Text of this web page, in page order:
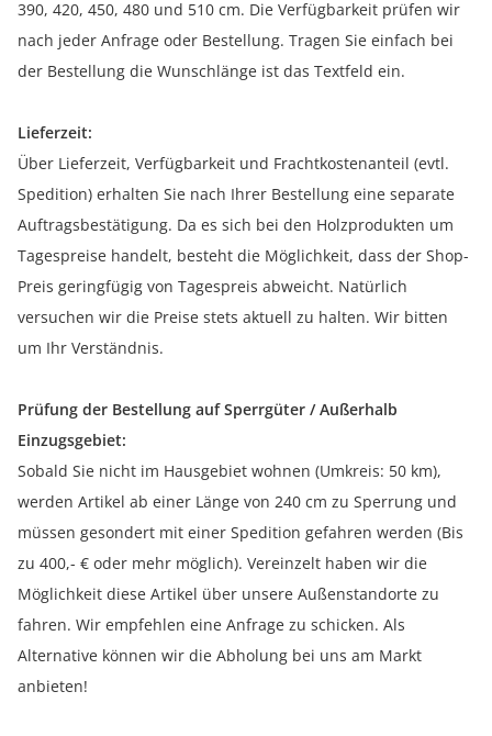
390, 420, 450, 480 und 510 cm. Die Verfügbarkeit prüfen wir
nach jeder Anfrage oder Bestellung. Tragen Sie einfach bei
der Bestellung die Wunschlänge ist das Textfeld ein.
Lieferzeit:
Über Lieferzeit, Verfügbarkeit und Frachtkostenanteil (evtl.
Spedition) erhalten Sie nach Ihrer Bestellung eine separate
Auftragsbestätigung. Da es sich bei den Holzprodukten um
Tagespreise handelt, besteht die Möglichkeit, dass der Shop-
Preis geringfügig von Tagespreis abweicht. Natürlich
versuchen wir die Preise stets aktuell zu halten. Wir bitten
um Ihr Verständnis.
Prüfung der Bestellung auf Sperrgüter / Außerhalb
Einzugsgebiet:
Sobald Sie nicht im Hausgebiet wohnen (Umkreis: 50 km),
werden Artikel ab einer Länge von 240 cm zu Sperrung und
müssen gesondert mit einer Spedition gefahren werden (Bis
zu 400,- € oder mehr möglich). Vereinzelt haben wir die
Möglichkeit diese Artikel über unsere Außenstandorte zu
fahren. Wir empfehlen eine Anfrage zu schicken. Als
Alternative können wir die Abholung bei uns am Markt
anbieten!